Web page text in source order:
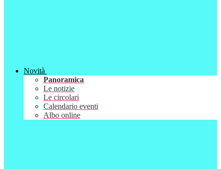
Novità
Panoramica
Le notizie
Le circolari
Calendario eventi
Albo online